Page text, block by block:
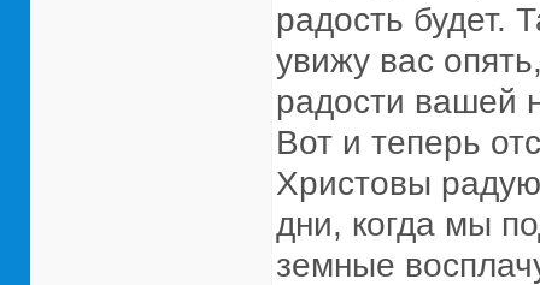
радость будет.
увижу вас
радости вашей
Вот и теперь
Христовы
дни, когда мы
земные